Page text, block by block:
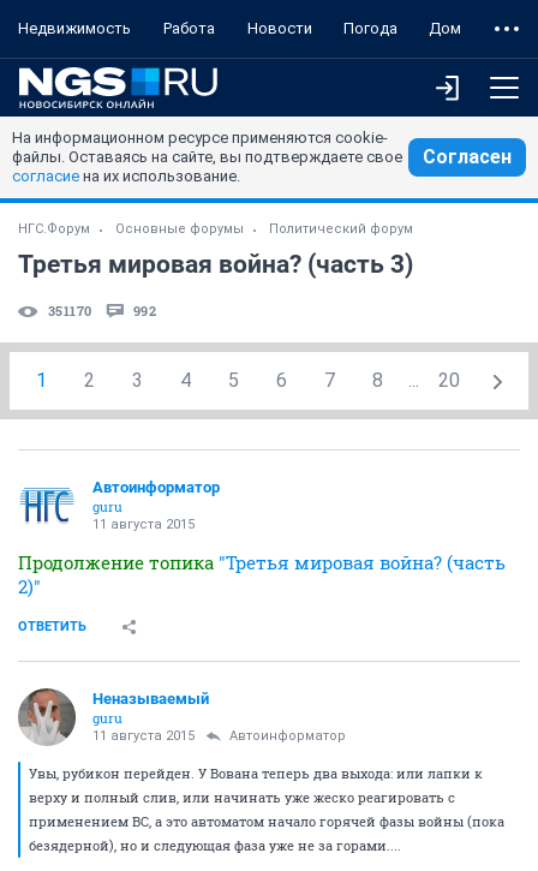
Недвижимость Работа Новости Погода Дом
На информационном ресурсе применяются cookie-
файлы. Оставаясь на сайте, вы подтверждаете свое
согласие на их использование.
Согласен
НГС.Форум Основные форумы Политический форум
Третья мировая война? (часть 3)
351170 992
1 2 3 4 5 6 7 8 ... 20
Автоинформатор
guru
11 августа 2015
Продолжение топика "Третья мировая война? (часть
2)"
ОТВЕТИТЬ
Неназываемый
guru
11 августа 2015 Автоинформатор
Увы, рубикон перейден. У Вована теперь два выхода: или лапки к
верху и полный слив, или начинать уже жеско реагировать с
применением ВС, а это автоматом начало горячей фазы войны (пока
безядерной), но и следующая фаза уже не за горами....